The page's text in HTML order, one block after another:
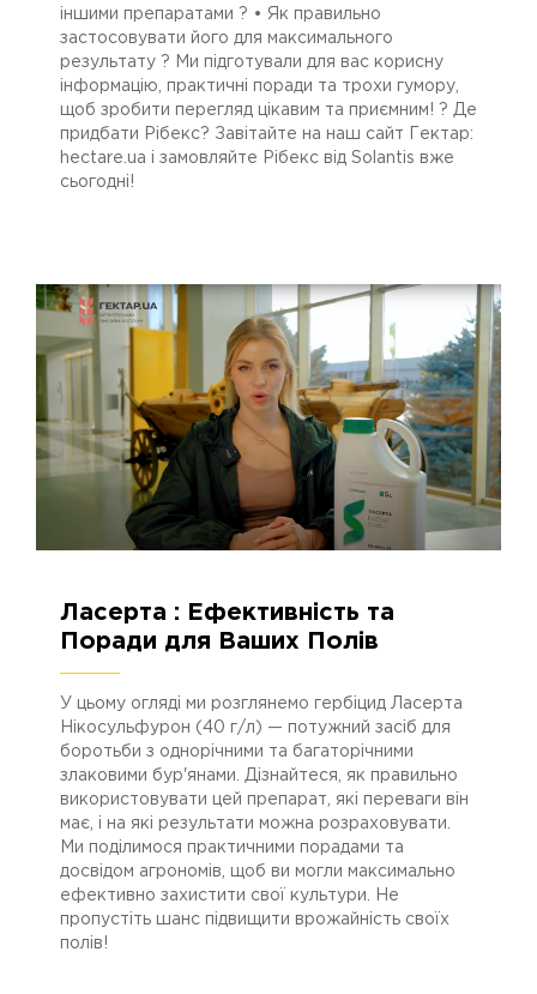
іншими препаратами ? • Як правильно
застосовувати його для максимального
результату ? Ми підготували для вас корисну
інформацію, практичні поради та трохи гумору,
щоб зробити перегляд цікавим та приємним! ? Де
придбати Рібекс? Завітайте на наш сайт Гектар:
hectare.ua і замовляйте Рібекс від Solantis вже
сьогодні!
3072 31.10.2024
Ласерта : Ефективність та
Поради для Ваших Полів
У цьому огляді ми розглянемо гербіцид Ласерта
Нікосульфурон (40 г/л) — потужний засіб для
боротьби з однорічними та багаторічними
злаковими бур'янами. Дізнайтеся, як правильно
використовувати цей препарат, які переваги він
має, і на які результати можна розраховувати.
Ми поділимося практичними порадами та
досвідом агрономів, щоб ви могли максимально
ефективно захистити свої культури. Не
пропустіть шанс підвищити врожайність своїх
полів!